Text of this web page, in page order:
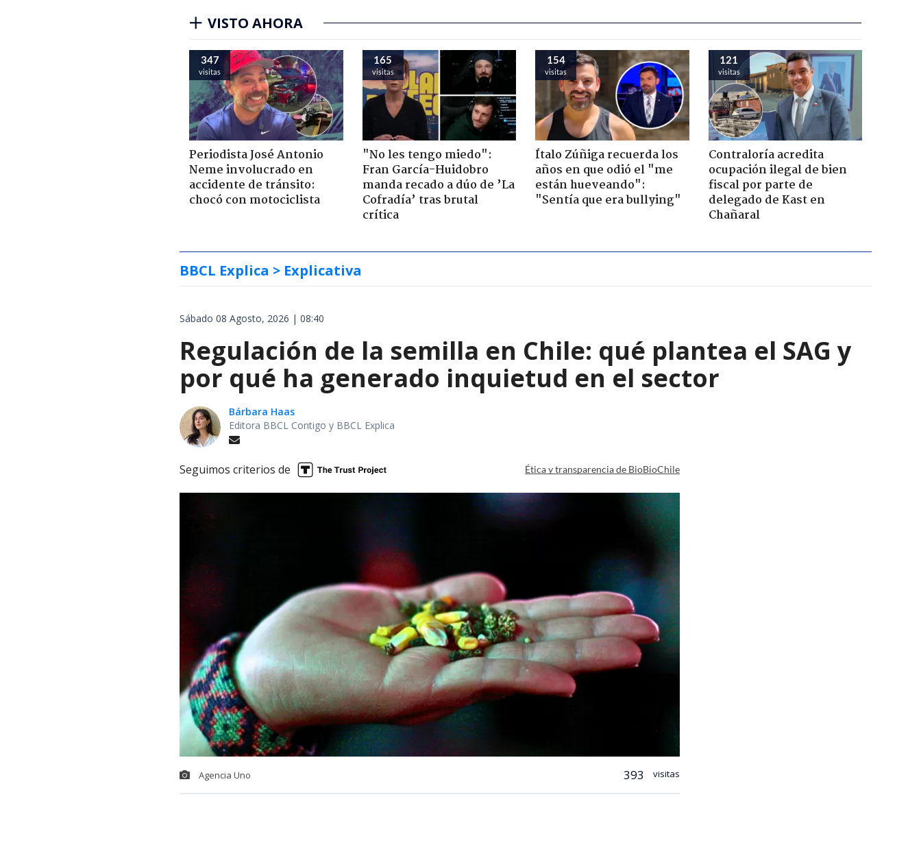
VISTO AHORA
347
visitas
Periodista José Antonio
Neme involucrado en
accidente de tránsito:
chocó con motociclista
165
visitas
"No les tengo miedo":
Fran García-Huidobro
manda recado a dúo de ’La
Cofradía’ tras brutal
crítica
154
visitas
Ítalo Zúñiga recuerda los
años en que odió el "me
están hueveando":
"Sentía que era bullying"
121
visitas
Contraloría acredita
ocupación ilegal de bien
fiscal por parte de
delegado de Kast en
Chañaral
BBCL Explica > Explicativa
Sábado 08 Agosto, 2026 | 08:40
Regulación de la semilla en Chile: qué plantea el SAG y
por qué ha generado inquietud en el sector
Bárbara Haas
Editora BBCL Contigo y BBCL Explica
Seguimos criterios de Ética y transparencia de BioBioChile
Agencia Uno 393 visitas